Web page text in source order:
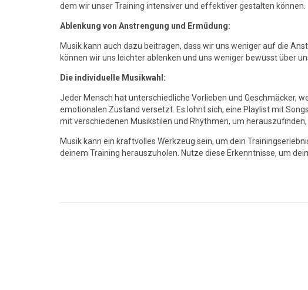
dem wir unser Training intensiver und effektiver gestalten können.
Ablenkung von Anstrengung und Ermüdung:
Musik kann auch dazu beitragen, dass wir uns weniger auf die
können wir uns leichter ablenken und uns weniger bewusst über
Die individuelle Musikwahl:
Jeder Mensch hat unterschiedliche Vorlieben und Geschmäcker,
emotionalen Zustand versetzt. Es lohnt sich, eine Playlist mit
mit verschiedenen Musikstilen und Rhythmen, um
Musik kann ein kraftvolles Werkzeug sein, um dein
deinem Training herauszuholen. Nutze diese Erkenntnisse, um